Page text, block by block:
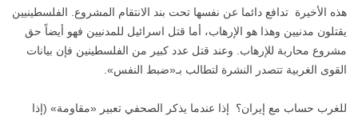
هذه الأخيرة تدافع دائما عن نفسها تحت بند الانتقام المشروع. الفلسطينيين
يقتلون مدنيين وهذا هو الإرهاب، أما قتل اسرائيل للمدنيين فهو أيضاً حق
مشروع محاربة للإرهاب. وعند قتل عدد كبير من الفلسطينين فإن بيانات
القوى الغربية تتصدر النشرة لتطالب بـ«ضبط النفس».
للغرب حساب مع إيران؟ إذا عندما يذكر الصحفي تعبير «مقاومة» (إذا